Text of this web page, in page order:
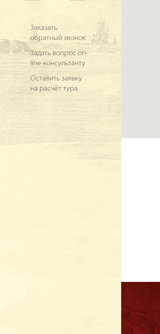
Заказать
обратный звонок
Задать вопрос on-
line консультанту
Оставить заявку
на расчёт тура